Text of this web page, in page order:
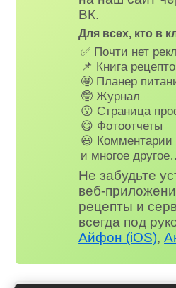
ВК.
Для всех, кто в
✅ Почти нет
📌 Книга
🤩 Планер
🤓 Журнал
😗 Страница
😋 Фотоотчеты
😃 Комментарии
и многое
Не забудьте
веб-
рецепты и
всегда под
Айфон (iOS),